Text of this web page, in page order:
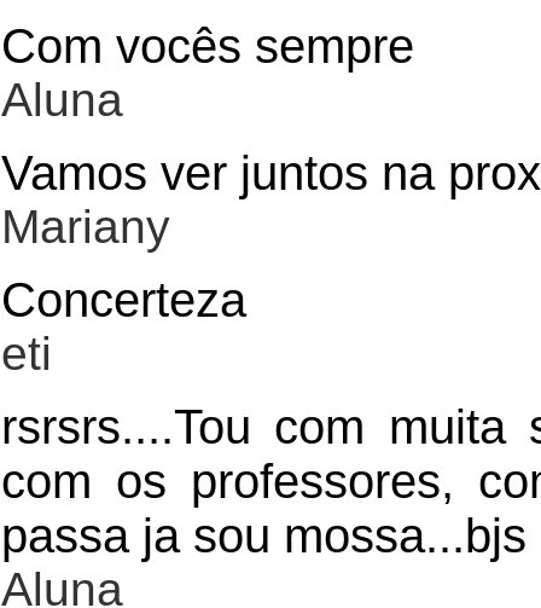
Com vocês sempre
Aluna
Vamos ver juntos na
Mariany
Concerteza
eti
rsrsrs....Tou com muita
com os professores,
passa ja sou mossa...bjs
Aluna